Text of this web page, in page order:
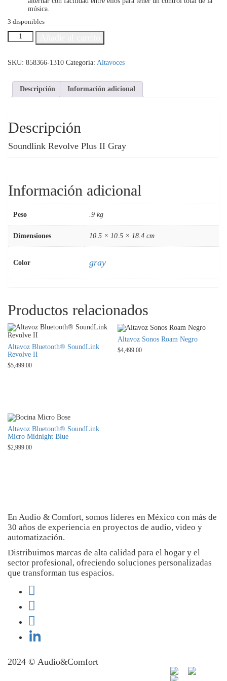
música.
3 disponibles
Altavoz
SoundLink
II
Luxe
cantidad
SKU: 858366-1310 Categoría: Altavoces
Descripción Información adicional
Descripción
Soundlink Revolve Plus II Gray
Información adicional
Peso .9 kg
Dimensiones 10.5 × 10.5 × 18.4 cm
Color gray
Productos relacionados
Altavoz Bluetooth® SoundLink
Revolve II
$5,499.00
Altavoz Sonos Roam Negro
$4,499.00
Altavoz Bluetooth® SoundLink
Micro Midnight Blue
$2,999.00
En Audio & Comfort, somos líderes en México con más de
30 años de experiencia en proyectos de audio, video y
automatización.
Distribuimos marcas de alta calidad para el hogar y el
sector profesional, ofreciendo soluciones personalizadas
que transforman tus espacios.
2024 © Audio&Comfort